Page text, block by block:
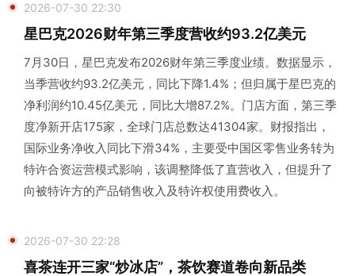
2026-07-30 22:30
星巴克2026财年第三季度营收约93.2亿美元
7月30日，星巴克发布2026财年第三季度业绩。数据显示，
当季营收约93.2亿美元，同比下降1.4%；但归属于星巴克的
净利润约10.45亿美元，同比大增87.2%。门店方面，第三季
度净新开店175家，全球门店总数达41304家。财报指出，
国际业务净收入同比下滑34%，主要受中国区零售业务转为
特许合资运营模式影响，该调整降低了直营收入，但提升了
向被特许方的产品销售收入及特许权使用费收入。
2026-07-30 22:28
喜茶连开三家“炒冰店”，茶饮赛道卷向新品类